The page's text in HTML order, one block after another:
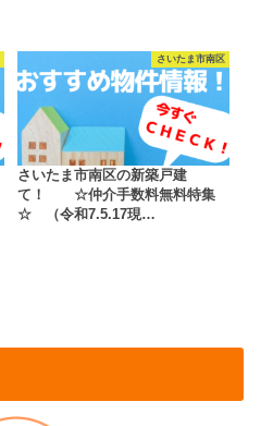
さいたま市南区
さいたま市南区の新築戸建
て！ ☆仲介手数料無料特集
☆ （令和7.5.17現…